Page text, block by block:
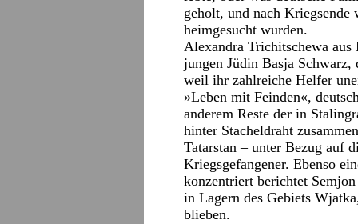
geholt, und nach Kriegsende
heimgesucht wurden.
Alexandra Trichitschewa aus
jungen Jüdin Basja
weil ihr zahlreiche Helfer
»Leben mit Feinden«,
anderem Reste der in
hinter Stacheldraht
Tatarstan – unter Bezug auf
Kriegsgefangener. Ebenso
konzentriert berichtet
in Lagern des Gebiets
blieben.